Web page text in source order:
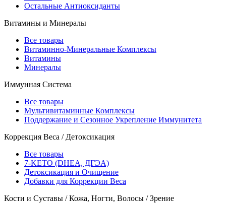
Остальные Антиоксиданты
Витамины и Минералы
Все товары
Витаминно-Минеральные Комплексы
Витамины
Минералы
Иммунная Система
Все товары
Мультивитаминные Комплексы
Поддержание и Сезонное Укрепление Иммунитета
Коррекция Веса / Детоксикация
Все товары
7-KETO (DHEA, ДГЭА)
Детоксикация и Очищение
Добавки для Коррекции Веса
Кости и Суставы / Кожа, Ногти, Волосы / Зрение